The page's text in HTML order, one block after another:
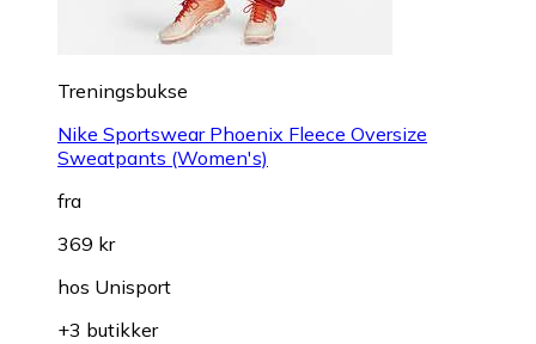
Treningsbukse
Nike Sportswear Phoenix Fleece Oversize
Sweatpants (Women's)
fra
369 kr
hos Unisport
+3 butikker